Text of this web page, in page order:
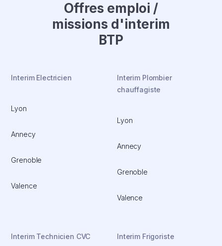
Offres emploi /
missions d'interim
BTP
Interim Electricien
Lyon
Annecy
Grenoble
Valence
Interim Plombier
chauffagiste
Lyon
Annecy
Grenoble
Valence
Interim Technicien CVC Interim Frigoriste